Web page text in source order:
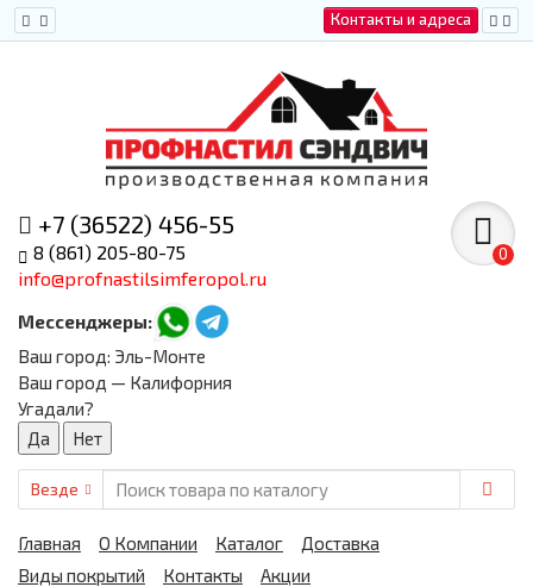
Контакты и адреса
+7 (36522) 456-55
8 (861) 205-80-75
info@profnastilsimferopol.ru
Мессенджеры:
0
Ваш город: Эль-Монте
Ваш город — Калифорния
Угадали?
Везде
Главная О Компании Каталог
Доставка
Виды покрытий
Контакты Акции